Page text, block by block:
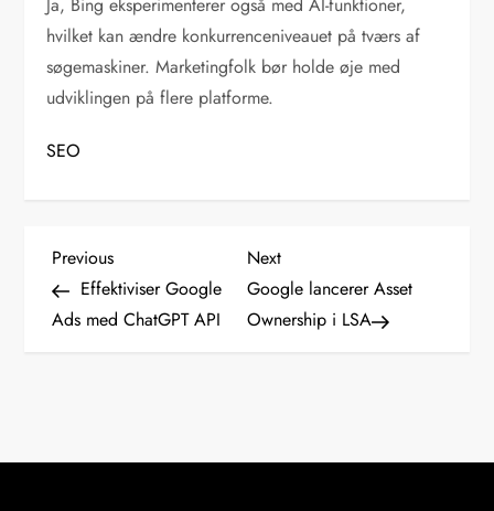
Ja, Bing eksperimenterer også med AI-funktioner,
hvilket kan ændre konkurrenceniveauet på tværs af
søgemaskiner. Marketingfolk bør holde øje med
udviklingen på flere platforme.
SEO
I
n
d
s
Previous
Post
Previous
Effektiviser Google
Ads med ChatGPT API
Next
Post
Next
Google lancerer Asset
Ownership i LSA